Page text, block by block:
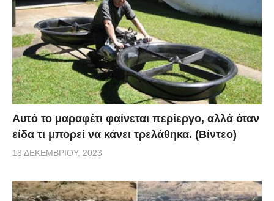
Αυτό το μαραφέτι φαίνεται περίεργο, αλλά όταν
είδα τι μπορεί να κάνει τρελάθηκα. (Βίντεο)
18 ΔΕΚΕΜΒΡΊΟΥ, 2023